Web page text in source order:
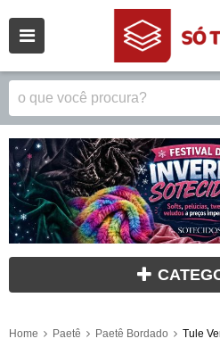
Home Paetê Paetê Bordado Tule